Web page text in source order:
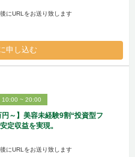
にURLをお送り致します
申し込む
10:00 ~ 20:00
円～】美容未経験9割“投資型フ
定収益を実現。
にURLをお送り致します